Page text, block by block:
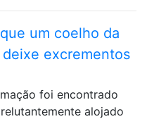
um coelho da
excrementos
foi encontrado
alojado